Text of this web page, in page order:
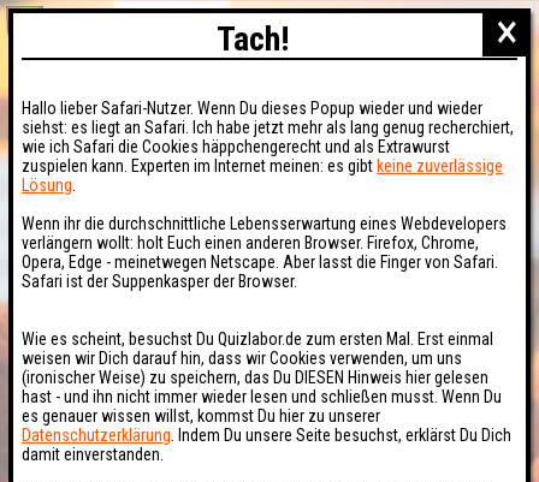
×
Tach!
Hallo lieber Safari-Nutzer. Wenn Du dieses Popup wieder und wieder
siehst: es liegt an Safari. Ich habe jetzt mehr als lang genug recherchiert,
wie ich Safari die Cookies häppchengerecht und als Extrawurst
zuspielen kann. Experten im Internet meinen: es gibt keine zuverlässige
Lösung
Wenn ihr die durchschnittliche Lebensserwartung eines Webdevelopers
verlängern wollt: holt Euch einen anderen Browser. Firefox, Chrome,
Opera, Edge - meinetwegen Netscape. Aber lasst die Finger von Safari.
Safari ist der Suppenkasper der Browser.
Wie es scheint, besuchst Du Quizlabor.de zum ersten Mal. Erst einmal
weisen wir Dich darauf hin, dass wir Cookies verwenden, um uns
(ironischer Weise) zu speichern, das Du DIESEN Hinweis hier gelesen
hast - und ihn nicht immer wieder lesen und schließen musst. Wenn Du
es genauer wissen willst, kommst Du hier zu unserer
Datenschutzerklärung . Indem Du unsere Seite besuchst, erklärst Du Dich
damit einverstanden.